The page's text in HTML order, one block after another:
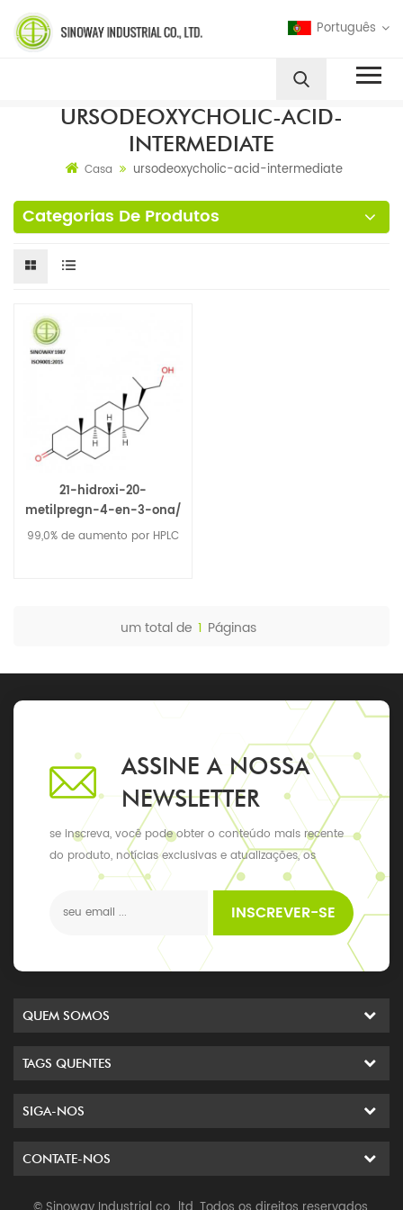
Português
URSODEOXYCHOLIC-ACID-
INTERMEDIATE
Casa ursodeoxycholic-acid-intermediate
Categorias De Produtos
21-hidroxi-20-
metilpregn-4-en-3-ona/
Bisnorálcool / BA 60966-
99,0% de aumento por HPLC
um total de 1 Páginas
ASSINE A NOSSA
NEWSLETTER
se inscreva, você pode obter o conteúdo mais recente
do produto, notícias exclusivas e atualizações, os
últimos eventos locais
INSCREVER-SE
QUEM SOMOS
TAGS QUENTES
SIGA-NOS
CONTATE-NOS